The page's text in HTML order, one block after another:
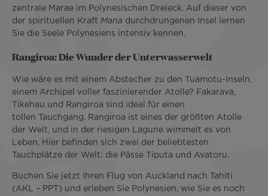
zentrale Marae im Polynesischen Dreieck. Auf dieser von
der spirituellen Kraft Mana durchdrungenen Insel lernen
Sie die Seele Polynesiens intensiv kennen.
Rangiroa: Die Wunder der Unterwasserwelt
Wie wäre es mit einem Abstecher zu den Tuamotu-Inseln,
einem Archipel voller faszinierender Atolle? Fakarava,
Tikehau und Rangiroa sind ideal für einen
tollen Tauchgang. Rangiroa ist eines der größten Atolle
der Welt, und in der riesigen Lagune wimmelt es von
Leben. Hier befinden sich zwei der beliebtesten
Tauchplätze der Welt: die Pässe Tiputa und Avatoru.
Buchen Sie jetzt Ihren Flug von Auckland nach Tahiti
(AKL – PPT) und erleben Sie Polynesien, wie Sie es noch